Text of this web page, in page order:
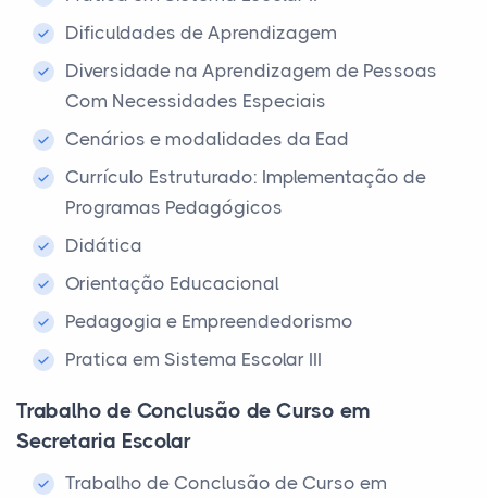
Dificuldades de Aprendizagem
Diversidade na Aprendizagem de Pessoas
Com Necessidades Especiais
Cenários e modalidades da Ead
Currículo Estruturado: Implementação de
Programas Pedagógicos
Didática
Orientação Educacional
Pedagogia e Empreendedorismo
Pratica em Sistema Escolar III
Trabalho de Conclusão de Curso em
Secretaria Escolar
Trabalho de Conclusão de Curso em